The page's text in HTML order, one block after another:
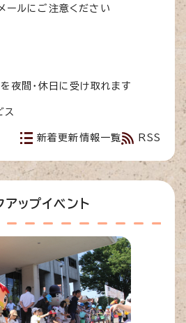
ールにご注意ください
夜間・休日に受け取れます
ス
新着更新情報一覧 RSS
アップイベント